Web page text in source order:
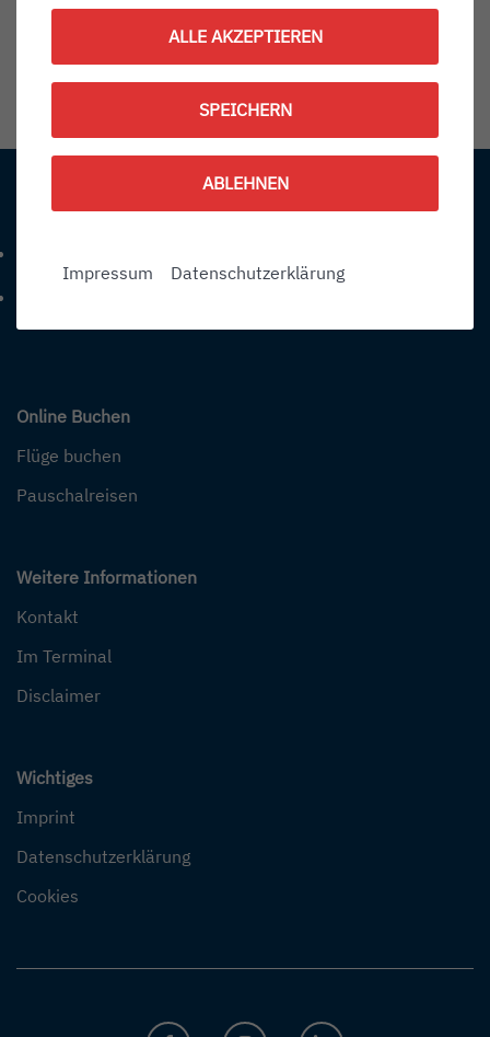
Kontakt
Telefonnummer: 4 9 0 7 5 4 1 2 8 4 0
Online Buchen
Flüge buchen
Pauschalreisen
Weitere Informationen
Kontakt
Im Terminal
Disclaimer
Wichtiges
Imprint
Datenschutzerklärung
Cookies
ALLE AKZEPTIEREN
SPEICHERN
ABLEHNEN
Impressum Datenschutzerklärung